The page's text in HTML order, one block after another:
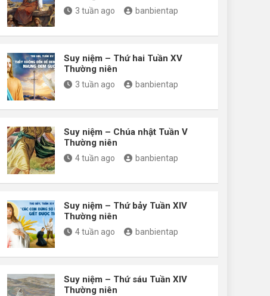
3 tuần ago banbientap
Suy niệm – Thứ hai Tuần XV
Thường niên
3 tuần ago banbientap
Suy niệm – Chúa nhật Tuần V
Thường niên
4 tuần ago banbientap
Suy niệm – Thứ bảy Tuần XIV
Thường niên
4 tuần ago banbientap
Suy niệm – Thứ sáu Tuần XIV
Thường niên